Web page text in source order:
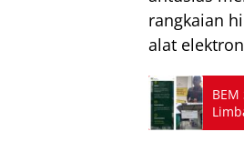
rangkaian
alat